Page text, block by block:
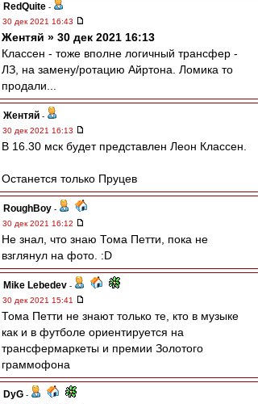
RedQuite -
30 дек 2021 16:43
Жентяй » 30 дек 2021 16:13
Классен - тоже вполне логичный трансфер -
ЛЗ, на замену/ротацию Айртона. Ломика то
продали...
Жентяй -
30 дек 2021 16:13
В 16.30 мск будет представлен Леон Классен.
Останется только Пруцев
RoughBoy -
30 дек 2021 16:12
Не знал, что знаю Тома Петти, пока не
взглянул на фото. :D
Mike Lebedev -
30 дек 2021 15:41
Тома Петти не знают только те, кто в музыке
как и в футболе ориентируется на
трансфермаркеты и премии Золотого
граммофона
DyG -